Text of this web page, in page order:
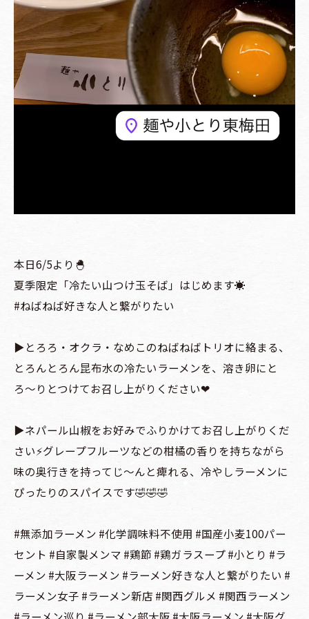
本日6/5より🐣
夏季限定「冷たい山つけ玉そば」はじめます☀️
#ねばねば好きな人と繋がりたい
▶️とろろ・オクラ・なめこのねばねばトリオに絡まる、
とろんとろん昆布水の冷たいラーメンを、溶き卵にと
ろ〜りとつけてお召し上がりください❤︎
▶️ネパール山椒をお好みでふりかけてお召し上がりくだ
さい⚡️グレープフルーツなどの柑橘の香りを持ちながら
味の奥行きを持ってじ〜んと痺れる、冷やしラーメンに
ぴったりのスパイスです🤣🤣🤣
#無添加ラーメン #化学調味料不使用 #国産小麦100パー
セント #自家製メンマ #鶏節 #鶏ガラスープ #小とり #ラ
ーメン #大阪ラーメン #ラーメン好きな人と繋がりたい #
ラーメン女子 #ラーメン新店 #関西グルメ #関西ラーメン